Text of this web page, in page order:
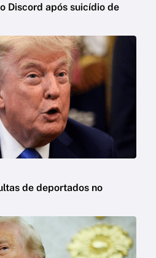
Discord após suicídio de
de deportados no